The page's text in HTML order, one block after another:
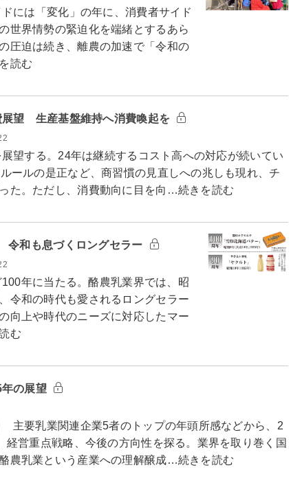
には「変化」の年に、消費者サイド
世界情勢の緊迫化を端緒とするあら
圧迫は続き、離農の加速で「令和の
読む
展望 生産基盤維持へ消費喚起を
望する。24年は継続するコスト高への対応が続いてい
ールの是正など、商習慣の見直しへの兆しも現れ、チ
た。ただし、消費動向に目を向…続きを読む
和も息づくロングセラー
年に当たる。酪農乳業界では、昭
令和の時代も愛されるロングセラー
向上や時代のニーズに対応したマー
む
の展望
要乳業関連企業5者のトップの年頭所感などから、2
営重点戦略、今後の方向性を探る。業界を取り巻く国
農乳業という産業への理解醸成…続きを読む